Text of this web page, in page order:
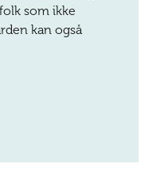
som ikke
kan også